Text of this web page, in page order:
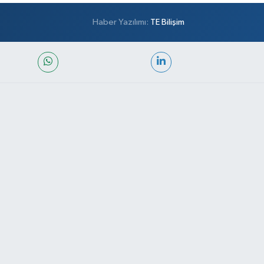
Haber Yazılımı: TE Bilişim